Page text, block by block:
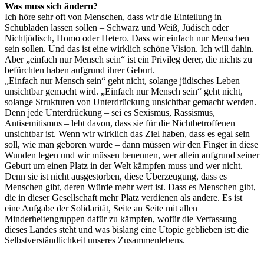
Was muss sich ändern?
Ich höre sehr oft von Menschen, dass wir die Einteilung in
Schubladen lassen sollen – Schwarz und Weiß, Jüdisch oder
Nichtjüdisch, Homo oder Hetero. Dass wir einfach nur Menschen
sein sollen. Und das ist eine wirklich schöne Vision. Ich will dahin.
Aber „einfach nur Mensch sein“ ist ein Privileg derer, die nichts zu
befürchten haben aufgrund ihrer Geburt.
„Einfach nur Mensch sein“ geht nicht, solange jüdisches Leben
unsichtbar gemacht wird. „Einfach nur Mensch sein“ geht nicht,
solange Strukturen von Unterdrückung unsichtbar gemacht werden.
Denn jede Unterdrückung – sei es Sexismus, Rassismus,
Antisemitismus – lebt davon, dass sie für die Nichtbetroffenen
unsichtbar ist. Wenn wir wirklich das Ziel haben, dass es egal sein
soll, wie man geboren wurde – dann müssen wir den Finger in diese
Wunden legen und wir müssen benennen, wer allein aufgrund seiner
Geburt um einen Platz in der Welt kämpfen muss und wer nicht.
Denn sie ist nicht ausgestorben, diese Überzeugung, dass es
Menschen gibt, deren Würde mehr wert ist. Dass es Menschen gibt,
die in dieser Gesellschaft mehr Platz verdienen als andere. Es ist
eine Aufgabe der Solidarität, Seite an Seite mit allen
Minderheitengruppen dafür zu kämpfen, wofür die Verfassung
dieses Landes steht und was bislang eine Utopie geblieben ist: die
Selbstverständlichkeit unseres Zusammenlebens.